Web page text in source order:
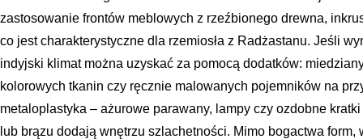
zastosowanie frontów meblowych z rzeźbionego drewna,
co jest charakterystyczne dla rzemiosła z Radżastanu. Jeśli
indyjski klimat można uzyskać za pomocą dodatków:
kolorowych tkanin czy ręcznie malowanych pojemników na
metaloplastyka – ażurowe parawany, lampy czy ozdobne
lub brązu dodają wnętrzu szlachetności. Mimo bogactwa form,